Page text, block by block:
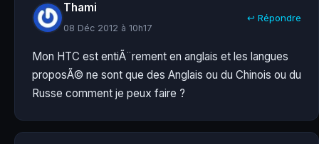
Thami
08 Déc 2012 à 10h17
↩ Répondre
Mon HTC est entiÃ¨rement en anglais et les langues
proposÃ© ne sont que des Anglais ou du Chinois ou du
Russe comment je peux faire ?